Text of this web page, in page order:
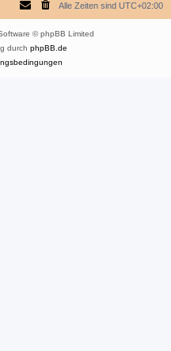
Alle Zeiten sind UTC+02:00
© phpBB Limited
durch phpBB.de